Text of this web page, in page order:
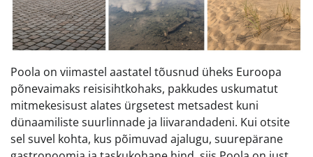
Poola on viimastel aastatel tõusnud üheks Euroopa
põnevaimaks reisisihtkohaks, pakkudes uskumatut
mitmekesisust alates ürgsetest metsadest kuni
dünaamiliste suurlinnade ja liivarandadeni. Kui otsite
sel suvel kohta, kus põimuvad ajalugu, suurepärane